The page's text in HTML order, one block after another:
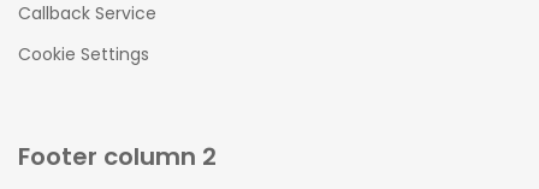
Callback Service
Cookie Settings
Footer column 2